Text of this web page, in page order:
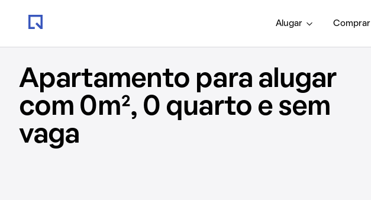
Alugar Comprar
Apartamento para alugar
com 0m², 0 quarto e sem
vaga